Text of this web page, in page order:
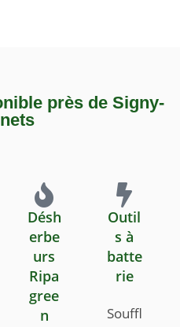
près de Signy-
Désh
erbe
urs
Ripa
gree
n
Outil
s à
batte
rie
Souffl